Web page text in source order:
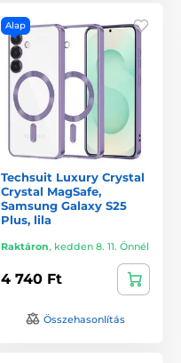
Alap
Techsuit Luxury Crystal
Crystal MagSafe,
Samsung Galaxy S25
Plus, lila
Raktáron, kedden 8. 11. Önnél
4 740 Ft
Összehasonlítás